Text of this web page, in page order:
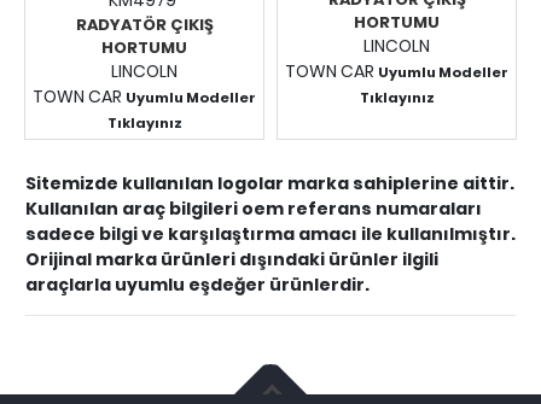
RADYATÖR ÇIKIŞ
HORTUMU
LINCOLN
TOWN CAR Uyumlu Modeller
Tıklayınız
Giriş Yapınız.
HORTUMU
LINCOLN
TOWN CAR Uyumlu Modeller
Tıklayınız
Sitemizde kullanılan logolar marka sahiplerine aittir.
Kullanılan araç bilgileri oem referans numaraları
sadece bilgi ve karşılaştırma amacı ile kullanılmıştır.
Orijinal marka ürünleri dışındaki ürünler ilgili
araçlarla uyumlu eşdeğer ürünlerdir.